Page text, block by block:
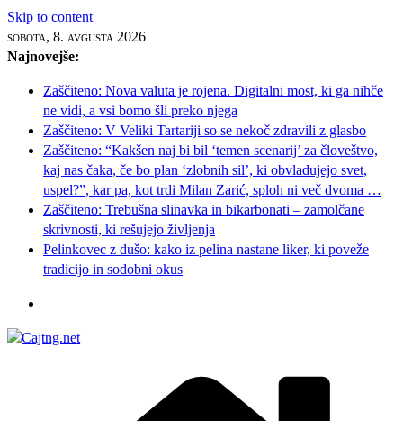
Skip to content
sobota, 8. avgusta 2026
Najnovejše:
Zaščiteno: Nova valuta je rojena. Digitalni most, ki ga nihče
ne vidi, a vsi bomo šli preko njega
Zaščiteno: V Veliki Tartariji so se nekoč zdravili z glasbo
Zaščiteno: “Kakšen naj bi bil ‘temen scenarij’ za človeštvo,
kaj nas čaka, če bo plan ‘zlobnih sil’, ki obvladujejo svet,
uspel?”, kar pa, kot trdi Milan Zarić, sploh ni več dvoma …
Zaščiteno: Trebušna slinavka in bikarbonati – zamolčane
skrivnosti, ki rešujejo življenja
Pelinkovec z dušo: kako iz pelina nastane liker, ki poveže
tradicijo in sodobni okus